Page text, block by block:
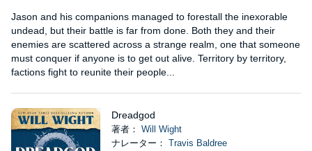
Jason and his companions managed to forestall the inexorable
undead, but their battle is far from done. Both they and their
enemies are scattered across a strange realm, one that someone
must conquer if anyone is to get out alive. Territory by territory,
factions fight to reunite their people...
Dreadgod
著者： Will Wight
ナレーター： Travis Baldree